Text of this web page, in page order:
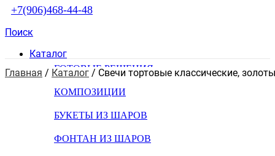
+7(906)468-44-48
Поиск
Каталог
ГОТОВЫЕ РЕШЕНИЯ
КОМПОЗИЦИИ
БУКЕТЫ ИЗ ШАРОВ
ФОНТАН ИЗ ШАРОВ
Главная / Каталог / Свечи тортовые классические,